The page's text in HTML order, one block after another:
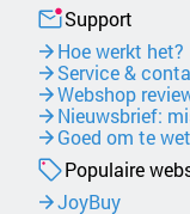
Support
Hoe werkt het?
Service &
Webshop
Nieuwsbrief:
Goed om te
Populaire
JoyBuy